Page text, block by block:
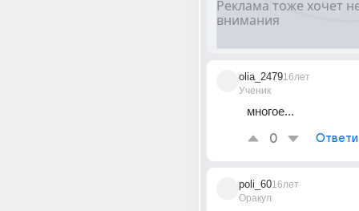
olia_2479
Ученик
16лет
многое...
0
poli_60
Оракул
16лет